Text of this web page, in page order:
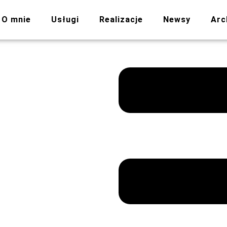
O mnie Usługi Realizacje Newsy